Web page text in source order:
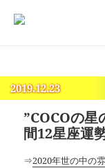
2019.12.23
”COCOの
間12星座運
⇒2020年世の中の